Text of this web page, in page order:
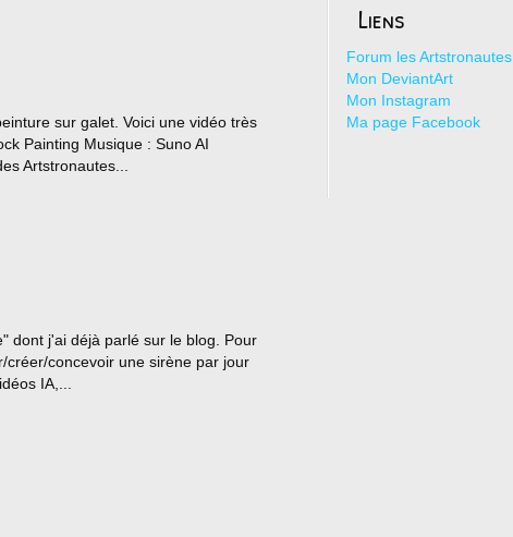
sur galet. Voici une vidéo très
Painting Musique : Suno AI
Artstronautes...
dont j'ai déjà parlé sur le blog. Pour
créer/concevoir une sirène par jour
IA,...
Liens
Forum les Artstronautes
Mon DeviantArt
Mon Instagram
Ma page Facebook